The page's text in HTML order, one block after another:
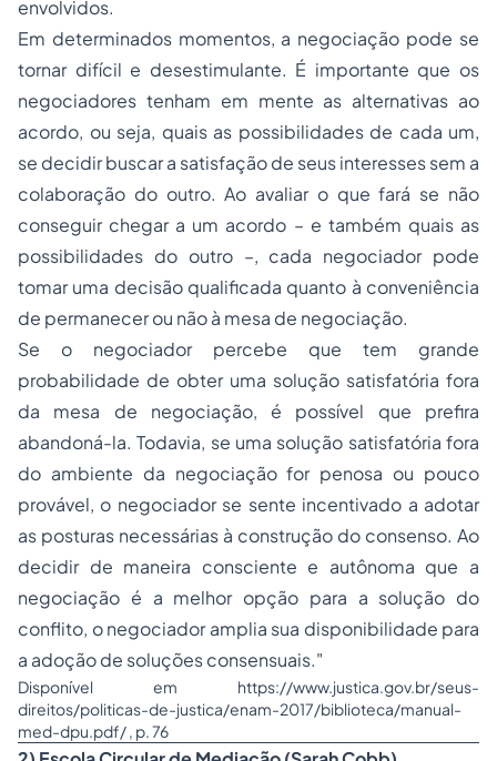
envolvidos.
Em determinados momentos, a negociação pode se
tornar difícil e desestimulante. É importante que os
negociadores tenham em mente as alternativas ao
acordo, ou seja, quais as possibilidades de cada um,
se decidir buscar a satisfação de seus interesses sem a
colaboração do outro. Ao avaliar o que fará se não
conseguir chegar a um acordo – e também quais as
possibilidades do outro –, cada negociador pode
tomar uma decisão qualificada quanto à conveniência
de permanecer ou não à mesa de negociação.
Se o negociador percebe que tem grande
probabilidade de obter uma solução satisfatória fora
da mesa de negociação, é possível que prefira
abandoná-la. Todavia, se uma solução satisfatória fora
do ambiente da negociação for penosa ou pouco
provável, o negociador se sente incentivado a adotar
as posturas necessárias à construção do consenso. Ao
decidir de maneira consciente e autônoma que a
negociação é a melhor opção para a solução do
conflito, o negociador amplia sua disponibilidade para
a adoção de soluções consensuais."
Disponível em https://www.justica.gov.br/seus-
direitos/politicas-de-justica/enam-2017/biblioteca/manual-
med-dpu.pdf/ , p. 76